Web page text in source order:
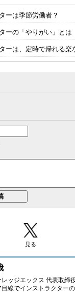
ーは季節労働者？
ーの「やりがい」とは
ーは、定時で帰れる楽
見る
ッジエックス 代表取締
線でインストラクター